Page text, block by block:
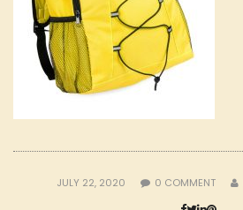
JULY 22, 2020 0 COMMENT